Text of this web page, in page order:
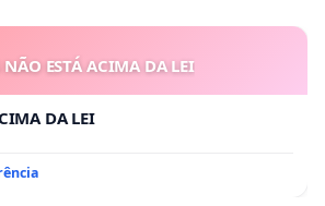
NÃO ESTÁ ACIMA DA LEI
DA LEI